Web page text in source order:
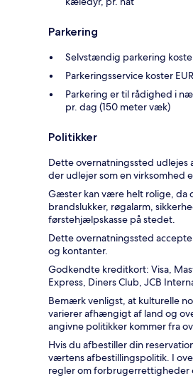
Parkering
Selvstændig parkering
Parkeringsservice koster
Parkering er til rådighed i
pr. dag (150 meter væk)
Politikker
Dette overnatningssted udlejes
der udlejer som en virksomhed
Gæster kan være helt rolige, da
brandslukker, røgalarm,
førstehjælpskasse på stedet.
Dette overnatningssted
og kontanter.
Godkendte kreditkort: Visa,
Express, Diners Club, JCB
Bemærk venligst, at kulturelle
varierer afhængigt af land og
angivne politikker kommer fra
Hvis du afbestiller din
værtens afbestillingspolitik. I
regler om forbrugerrettigheder